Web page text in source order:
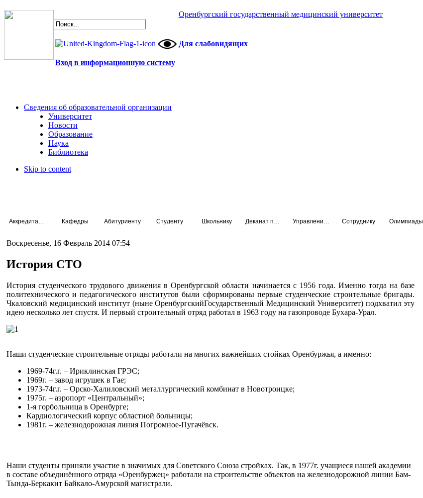
Оренбургский государственный медицинский университет
Для слабовидящих
Вход в информационную систему
Сведения об образовательной организации
Университет
Новости
Образование
Наука
Библиотека
Skip to content
Кафедры Абитуриенту Студенту Школьнику Сотруднику Олимпиады
Воскресенье, 16 Февраль 2014 07:54
История СТО
История студенческого трудового движения в Оренбургской области начинается с 1956 года. Именно тогда на базе
политехнического и педагогического институтов были сформированы первые студенческие строительные бригады.
Чкаловский медицинский институт (ныне ОренбургскийГосударственный Медицинский Университет) подхватил эту
идею несколько лет спустя. И первый строительный отряд работал в 1963 году на газопроводе Бухара-Урал.
Наши студенческие строительные отряды работали на многих важнейших стойках Оренбуржья, а именно:
1969-74г.г. – Ириклинская ГРЭС;
1969г. – завод игрушек в Гае;
1973-74г.г. – Орско-Халиловский металлургический комбинат в Новотроицке;
1975г. – аэропорт «Центральный»;
1-я горбольница в Оренбурге;
Кардиологический корпус областной больницы;
1981г. – железнодорожная линия Погромное-Пугачёвск.
Наши студенты приняли участие в значимых для Советского Союза стройках. Так, в 1977г. учащиеся нашей академии
в составе объединённого отряда «Оренбуржец» работали на строительстве объектов на железнодорожной линии Бам-
Тында-Беркакит Байкало-Амурской магистрали.